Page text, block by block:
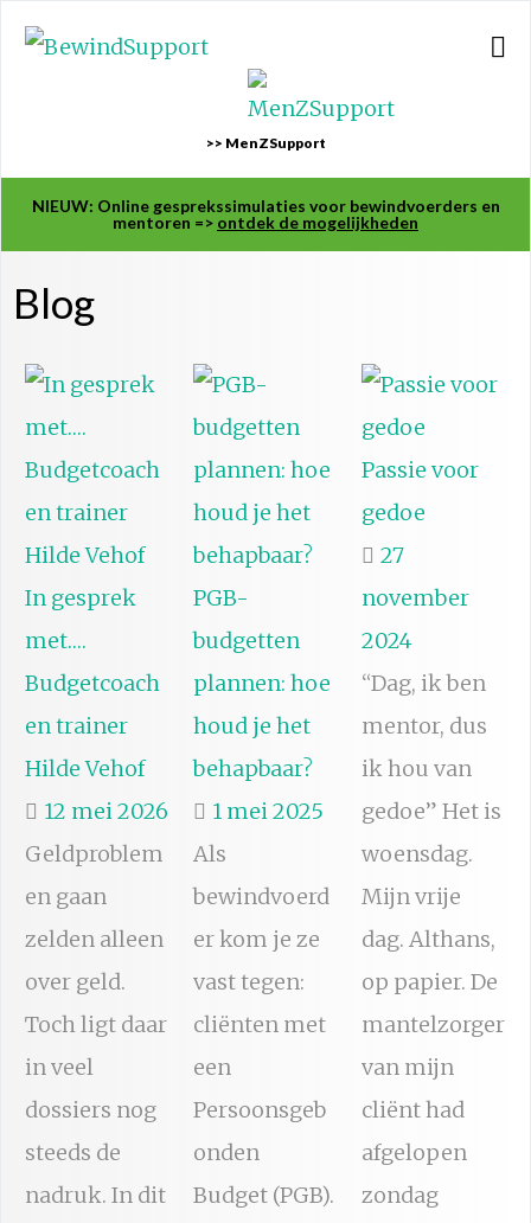
>> MenZSupport
NIEUW: Online gesprekssimulaties voor bewindvoerders en
mentoren => ontdek de mogelijkheden
Blog
In gesprek
met….
Budgetcoach
en trainer
Hilde Vehof
12 mei 2026
Geldproblem
en gaan
zelden alleen
over geld.
Toch ligt daar
in veel
dossiers nog
steeds de
nadruk. In dit
PGB-
budgetten
plannen: hoe
houd je het
behapbaar?
1 mei 2025
Als
bewindvoerd
er kom je ze
vast tegen:
cliënten met
een
Persoonsgeb
onden
Budget (PGB).
Passie voor
gedoe
27
november
2024
“Dag, ik ben
mentor, dus
ik hou van
gedoe” Het is
woensdag.
Mijn vrije
dag. Althans,
op papier. De
mantelzorger
van mijn
cliënt had
afgelopen
zondag